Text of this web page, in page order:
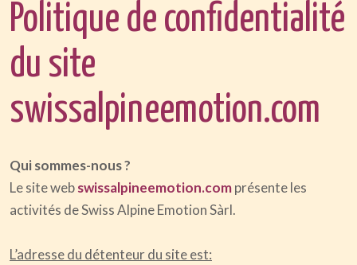
Politique de confidentialité
du site
swissalpineemotion.com
Qui sommes-nous ?
Le site webswissalpineemotion.comprésente les
activités de Swiss Alpine Emotion Sàrl.
L’adresse du détenteur du site est: